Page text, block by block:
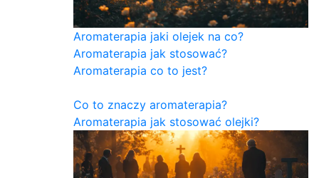
Aromaterapia jaki olejek na co?
Aromaterapia jak stosować?
Aromaterapia co to jest?
Co to znaczy aromaterapia?
Aromaterapia jak stosować olejki?